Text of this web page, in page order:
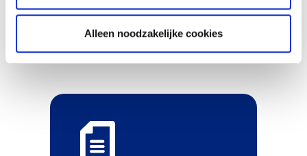
Alleen noodzakelijke cookies
Joke de Jong.pdf
222.0 kb